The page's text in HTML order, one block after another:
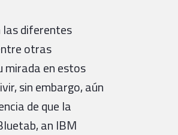
diferentes
otras
mirada en estos
sin embargo, aún
de que la
an IBM